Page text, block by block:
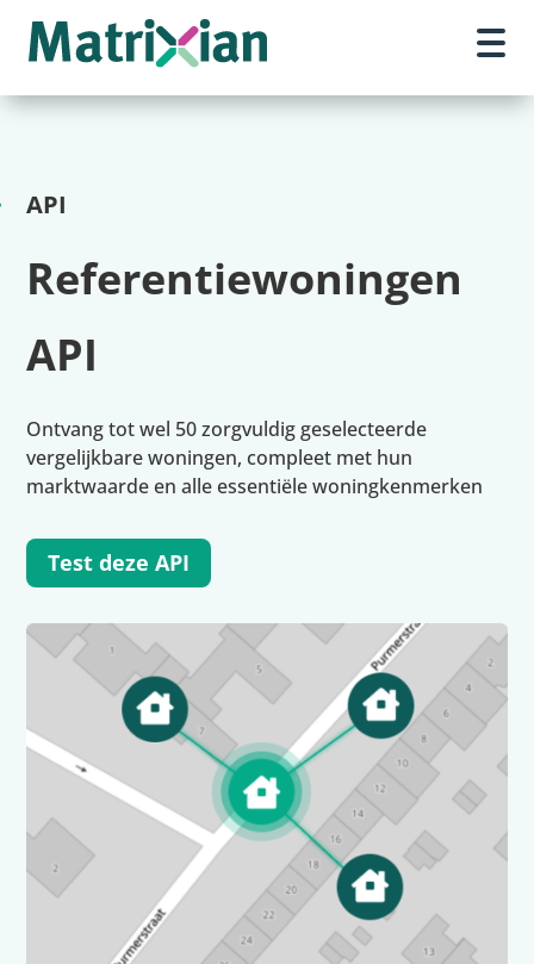
API
Referentiewoningen
API
Ontvang tot wel 50 zorgvuldig geselecteerde
vergelijkbare woningen, compleet met hun
marktwaarde en alle essentiële woningkenmerken
Test deze API